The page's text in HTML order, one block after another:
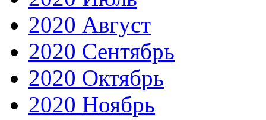
2020 Август
2020 Сентябрь
2020 Октябрь
2020 Ноябрь